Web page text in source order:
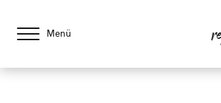
Menü